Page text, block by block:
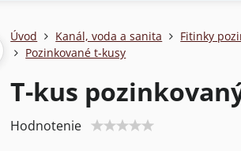
Úvod Kanál, voda a sanita
Fitinky
Pozinkované t-kusy
T-kus
Hodnotenie